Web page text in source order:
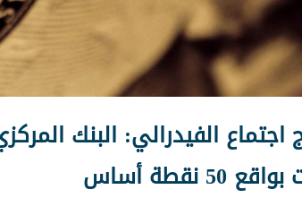
اجتماع الفيدرالي: البنك
50 نقطة أساس